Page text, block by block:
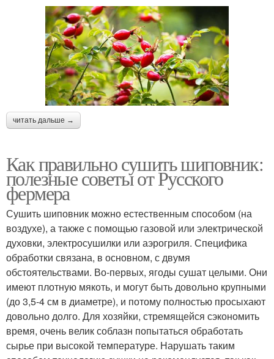
читать дальше →
Как правильно сушить шиповник:
полезные советы от Русского
фермера
Сушить шиповник можно естественным способом (на
воздухе), а также с помощью газовой или электрической
духовки, электросушилки или аэрогриля. Специфика
обработки связана, в основном, с двумя
обстоятельствами. Во-первых, ягоды сушат целыми. Они
имеют плотную мякоть, и могут быть довольно крупными
(до 3,5-4 см в диаметре), и потому полностью просыхают
довольно долго. Для хозяйки, стремящейся сэкономить
время, очень велик соблазн попытаться обработать
сырье при высокой температуре. Нарушать таким